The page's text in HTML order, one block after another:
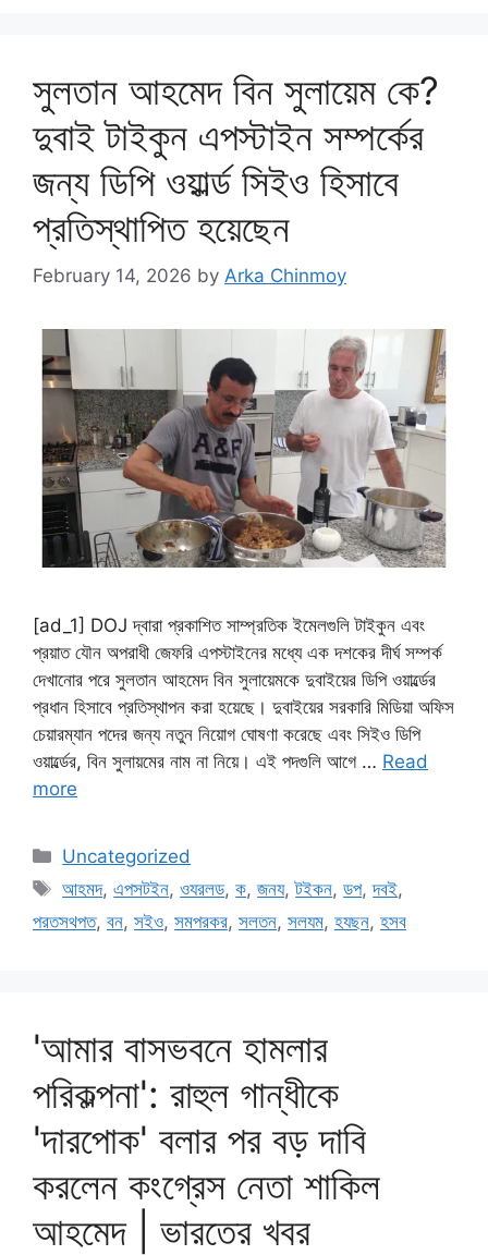
সুলতান আহমেদ বিন সুলায়েম কে?
দুবাই টাইকুন এপস্টাইন সম্পর্কের
জন্য ডিপি ওয়ার্ল্ড সিইও হিসাবে
প্রতিস্থাপিত হয়েছেন
February 14, 2026 by Arka Chinmoy
[ad_1] DOJ দ্বারা প্রকাশিত সাম্প্রতিক ইমেলগুলি টাইকুন এবং
প্রয়াত যৌন অপরাধী জেফরি এপস্টাইনের মধ্যে এক দশকের দীর্ঘ সম্পর্ক
দেখানোর পরে সুলতান আহমেদ বিন সুলায়েমকে দুবাইয়ের ডিপি ওয়ার্ল্ডের
প্রধান হিসাবে প্রতিস্থাপন করা হয়েছে। দুবাইয়ের সরকারি মিডিয়া অফিস
চেয়ারম্যান পদের জন্য নতুন নিয়োগ ঘোষণা করেছে এবং সিইও ডিপি
ওয়ার্ল্ডের, বিন সুলায়মের নাম না নিয়ে। এই পদগুলি আগে … Read
more
Categories
Uncategorized
Tags
আহমদ,এপসটইন,ওযরলড,ক,জনয,টইকন,ডপ,দবই,
পরতসথপত, বন, সইও, সমপরকর, সলতন, সলযম, হযছন, হসব
'আমার বাসভবনে হামলার
পরিকল্পনা': রাহুল গান্ধীকে
'দারপোক' বলার পর বড় দাবি
করলেন কংগ্রেস নেতা শাকিল
আহমেদ | ভারতের খবর